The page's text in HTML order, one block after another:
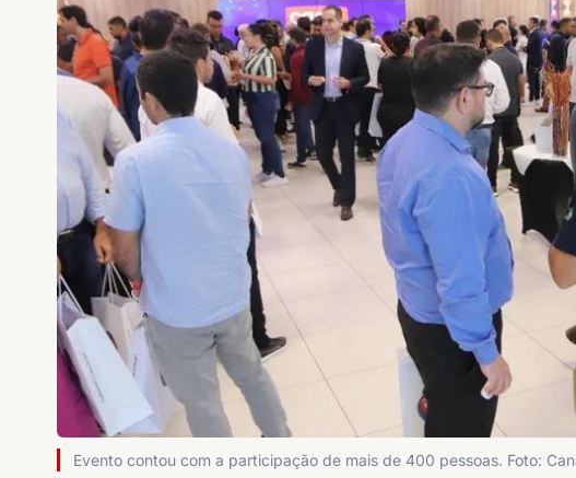
Evento contou com a participação de mais de 400 pessoas. Foto: